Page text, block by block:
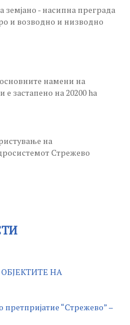
земјано - насипна преграда
и возводно и низводно
намени на
застапено на 20200 ha
на
Стрежево
НА
претпријатие “Стрежево” –